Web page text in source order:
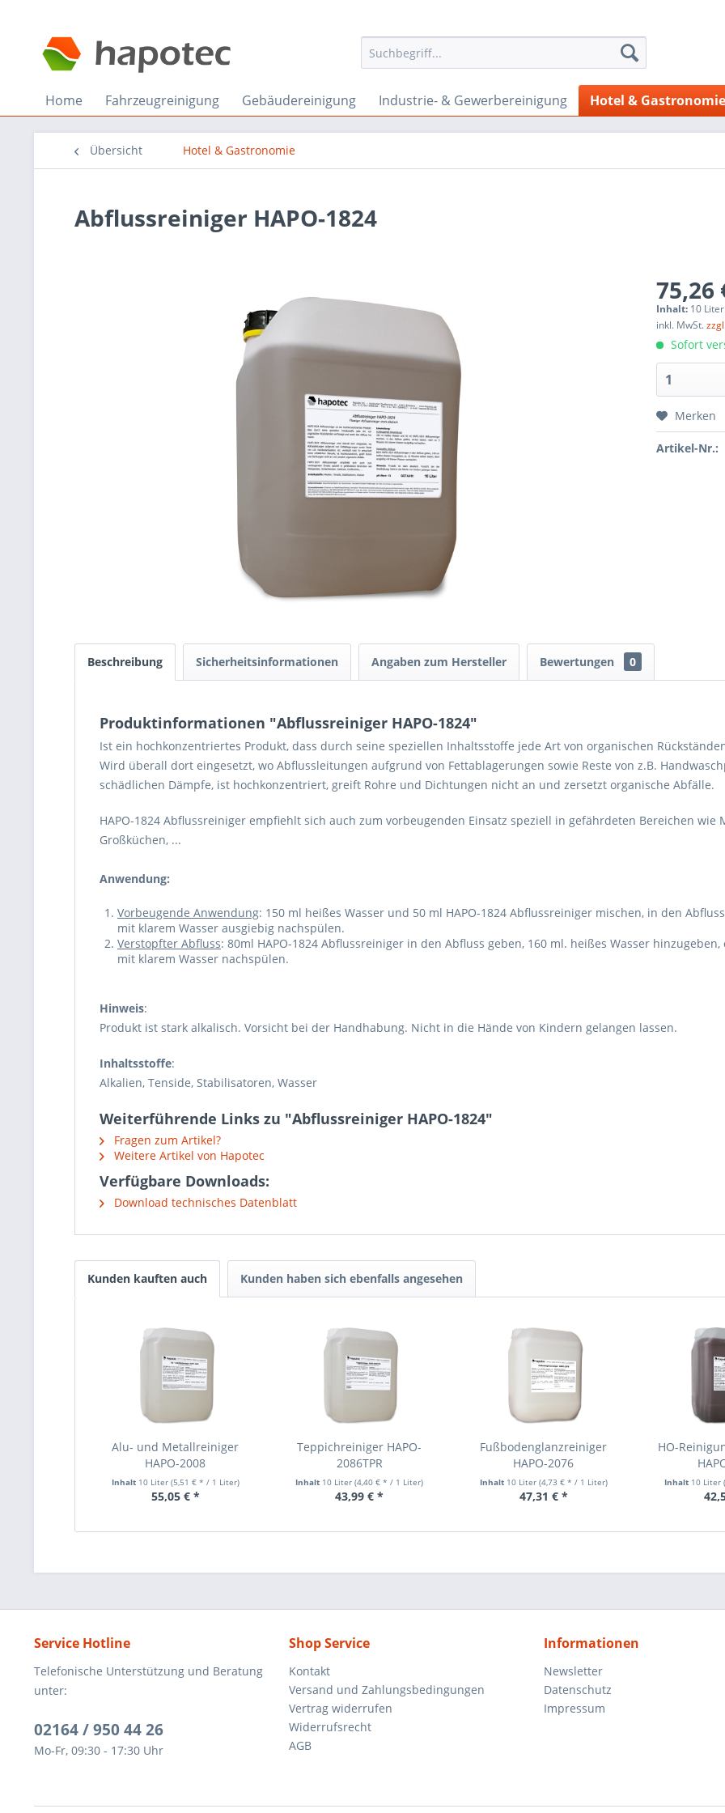
Home Fahrzeugreinigung Gebäudereinigung Industrie- & Gewerbereinigung Hotel & Gastronomie
Übersicht Hotel & Gastronomie
Abflussreiniger HAPO-1824
75,26
Inhalt: 10
inkl. MwSt.
Sofort
Merken
Artikel-Nr.:
Beschreibung Sicherheitsinformationen Angaben zum Hersteller Bewertungen 0
Produktinformationen "Abflussreiniger HAPO-1824"
Ist ein hochkonzentriertes Produkt, dass durch seine speziellen Inhaltsstoffe jede Art von organischen
Wird überall dort eingesetzt, wo Abflussleitungen aufgrund von Fettablagerungen sowie Reste von z.B.
schädlichen Dämpfe, ist hochkonzentriert, greift Rohre und Dichtungen nicht an und zersetzt organische Abfälle.
HAPO-1824 Abflussreiniger empfiehlt sich auch zum vorbeugenden Einsatz speziell in gefährdeten Bereichen wie
Großküchen, ...
Anwendung:
Vorbeugende Anwendung: 150 ml heißes Wasser und 50 ml HAPO-1824 Abflussreiniger mischen, in den
mit klarem Wasser ausgiebig nachspülen.
Verstopfter Abfluss: 80ml HAPO-1824 Abflussreiniger in den Abfluss geben, 160 ml. heißes Wasser
mit klarem Wasser nachspülen.
Hinweis:
Produkt ist stark alkalisch. Vorsicht bei der Handhabung. Nicht in die Hände von Kindern gelangen lassen.
Inhaltsstoffe:
Alkalien, Tenside, Stabilisatoren, Wasser
Weiterführende Links zu "Abflussreiniger HAPO-1824"
Fragen zum Artikel?
Weitere Artikel von Hapotec
Verfügbare Downloads:
Download technisches Datenblatt
Kunden kauften auch Kunden haben sich ebenfalls angesehen
Alu- und Metallreiniger
HAPO-2008
Inhalt 10 Liter (5,51 € * / 1 Liter)
55,05 € *
Teppichreiniger HAPO-
2086TPR
Inhalt 10 Liter(4,40 € * / 1 Liter)
43,99 € *
Fußbodenglanzreiniger
HAPO-2076
Inhalt 10 Liter (4,73 € * / 1 Liter)
47,31 € *
HO-
Inhalt 10 Liter
Service Hotline
Telefonische Unterstützung und Beratung
unter:
02164 / 950 44 26
Mo-Fr, 09:30 - 17:30 Uhr
Shop Service
Kontakt
Versand und Zahlungsbedingungen
Vertrag widerrufen
Widerrufsrecht
AGB
Informationen
Newsletter
Datenschutz
Impressum